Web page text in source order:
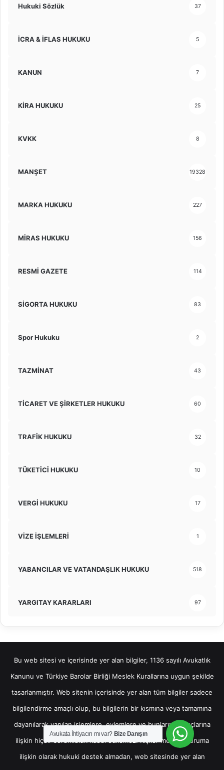
Hukuki Sözlük 37
İCRA & İFLAS HUKUKU 5
KANUN 7
KİRA HUKUKU 25
KVKK 8
MANŞET 19328
MARKA HUKUKU 227
MİRAS HUKUKU 156
RESMİ GAZETE 114
SİGORTA HUKUKU 83
Spor Hukuku 2
TAZMİNAT 43
TİCARET VE ŞİRKETLER HUKUKU 60
TRAFİK HUKUKU 32
TÜKETİCİ HUKUKU 10
VERGİ HUKUKU 17
VİZE İŞLEMLERİ 1
YABANCILAR VE VATANDAŞLIK HUKUKU 518
YARGITAY KARARLARI 97
Bu web sitesi ve içerisinde yer alan bilgiler, 1136 sayılı Avukatlık
Kanunu ve Türkiye Barolar Birliği Meslek Kurallarına uygun şekilde
tasarlanmıştır. Web sitenin içerisinde yer alan tüm bilgiler sadece
bilgilendirme amaçlı olup, bu bilgilerin bir kısmına veya tamamına
dayanılarak yapılan işlemlere, eylemlere ve bunların sonuçlarına
ilişkin hiçbir sorumluluk kabul edilemez. Kişiler mevcut duruma
ilişkin olarak hukuki destek almadan, web sitesinde yer alan
Avukata İhtiyacın mı var? Bize Danışın